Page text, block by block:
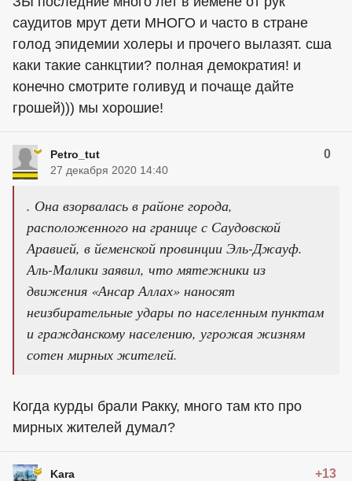
саудитов мрут дети МНОГО и часто в стране
голод эпидемии холеры и прочего вылазят. сша
каки такие санкцтии? полная демократия! и
конечно смотрите голивуд и почаще дайте
грошей))) мы хорошие!
Petro_tut 0
27 декабря 2020 14:40
. Она взорвалась в районе города,
расположенного на границе с Саудовской
Аравией, в йеменской провинции Эль-Джауф.
Аль-Малики заявил, что мятежники из
движения «Ансар Аллах» наносят
неизбирательные удары по населенным пунктам
и гражданскому населению, угрожая жизням
сотен мирных жителей.
Когда курды брали Ракку, много там кто про
мирных жителей думал?
Kara +13